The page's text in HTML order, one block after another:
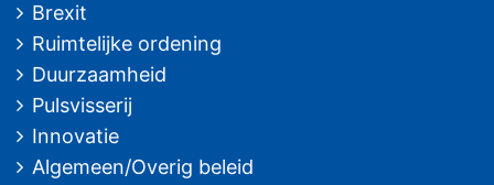
Brexit
Ruimtelijke ordening
Duurzaamheid
Pulsvisserij
Innovatie
Algemeen/Overig beleid